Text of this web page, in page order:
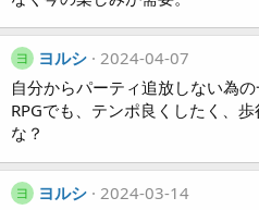
ヨ ヨルシ 2024-04-07
自分からパーティ追放しない為
RPGでも、テンポ良くしたく、
な？
ヨ ヨルシ 2024-03-14